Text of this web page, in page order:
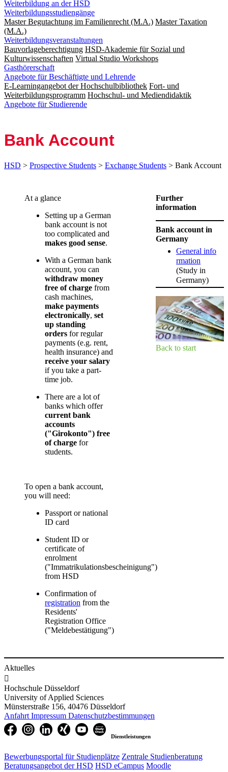
Weiterbildung an der HSD
Weiterbildungsstudiengänge
Master Begutachtung im Familienrecht (M.A.) Master Taxation
(M.A.)
Weiterbildungsveranstaltungen
Bauvorlageberechtigung HSD-Akademie für Sozial und
Kulturwissenschaften Virtual Studio Workshops
Gasthörerschaft
Angebote für Beschäftigte und Lehrende
E-Learningangebot der Hochschulbibliothek Fort- und
Weiterbildungsprogramm Hochschul- und Mediendidaktik
Angebote für Studierende
Bank Account
HSD > Prospective Students > Exchange Students > Bank Account
​​​​​At a glance ​
Setting up a German
bank account is not
too complicated and
makes good sense.
With a German bank
account, you can
withdraw money
free of charge from
cash machines,
make payments
electronically, set
up standing
orders for regular
payments (e.g. rent,
health insurance) and
receive your salary
if you take a part-
time job.
There are a lot of
banks which offer
current bank
accounts
("Girokonto") free
of charge for
students.
To open a bank account,
you will need:
Passport or national
ID card
Student ID or
certificate of
enrolment
("Immatrikulationsbescheinigung")
from HSD
Confirmation of
registra​tion from the
Residents'
Registration Office
("Meldebestätigung")
Further
information
Bank account in
Germany
General info​
rmation
(Study in
Germany)
Back to start​​
Aktuelles

Hochschule Düsseldorf
University of Applied Sciences
Münsterstraße 156, 40476 Düsseldorf
Anfahrt Impressum Datenschutzbestimmungen
Dienstleistungen
Bewerbungsportal für Studienplätze Zentrale Studienberatung
Beratungsangebot der HSD HSD eCampus Moodle